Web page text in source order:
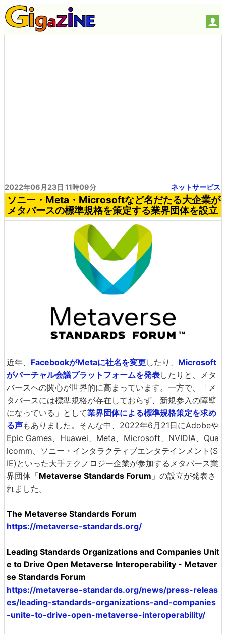
2022年06月23日 11時09分 ネットサービス
ソニー・Meta・Microsoftなど名だたる大企業が
メタバースの標準規格を策定する業界団体を設立
近年、 FacebookがMetaに社名を変更したり、 Microsoft
がバーチャル会議プラットフォームを発表したりと、メタ
バースへの関心が世界的に高まっています。一方で、「メ
タバースには標準規格が存在しておらず、新規参入の障壁
になっている」として業界団体による標準規格策定を求め
る声もありました。そんな中、2022年6月21日にAdobeや
Epic Games、Huawei、Meta、Microsoft、NVIDIA、Qua
lcomm、ソニー・インタラクティブエンタテインメント(S
IE)といった大手テクノロジー企業が参加するメタバース業
界団体「Metaverse Standards Forum 」の設立が発表さ
れました。
The Metaverse Standards Forum
https://metaverse-standards.org/
Leading Standards Organizations and Companies Unit
e to Drive Open Metaverse Interoperability - Metaver
se Standards Forum
https://metaverse-standards.org/news/press-releas
es/leading-standards-organizations-and-companies
-unite-to-drive-open-metaverse-interoperability/